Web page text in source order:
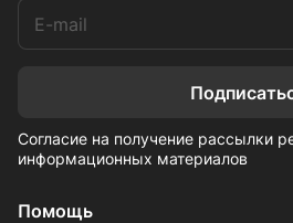
Согласие на получение рассылки
информационных материалов
Помощь